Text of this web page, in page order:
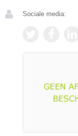
Sociale media: